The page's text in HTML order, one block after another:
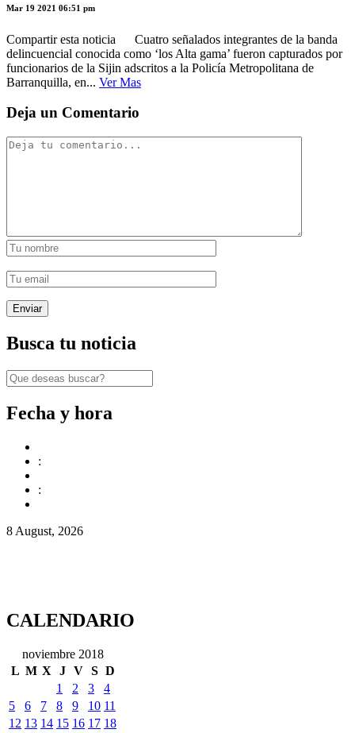
Mar 19 2021 06:51 pm
Compartir esta noticia Cuatro señalados integrantes de la banda
delincuencial conocida como ‘los Alta gama’ fueron capturados por
funcionarios de la Sijin adscritos a la Policía Metropolitana de
Barranquilla, en... Ver Mas
Deja un Comentario
Busca tu noticia
Fecha y hora
:
:
8 August, 2026
CALENDARIO
noviembre 2018
L M X J V S D
1
2 3
4
5
6 7 8 9 10 11
12 13 14 15 16 17 18